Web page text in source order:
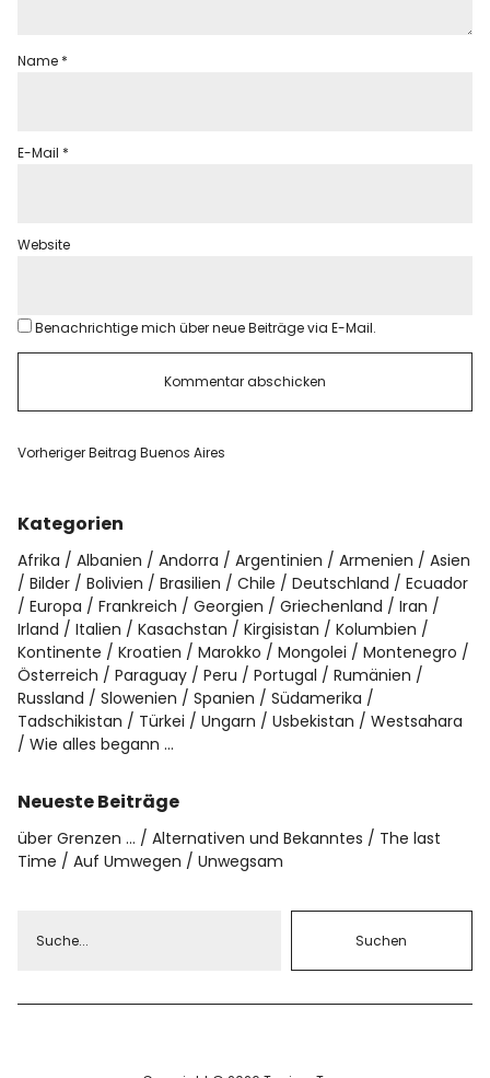
Name *
E-Mail *
Website
Benachrichtige mich über neue Beiträge via E-Mail.
Vorheriger Beitrag Buenos Aires
Kategorien
Afrika Albanien Andorra Argentinien Armenien
Asien
Bilder
Bolivien Brasilien Chile Deutschland
Ecuador
Europa
Frankreich Georgien Griechenland
Iran
Irland
Italien Kasachstan Kirgisistan
Kolumbien
Kontinente
Kroatien Marokko Mongolei
Montenegro
Österreich
Paraguay Peru Portugal
Rumänien
Russland
Slowenien Spanien
Südamerika
Tadschikistan
Türkei Ungarn Usbekistan
Westsahara
Wie alles begann …
Neueste Beiträge
über Grenzen … Alternativen und Bekanntes
The last
Time
Auf Umwegen Unwegsam